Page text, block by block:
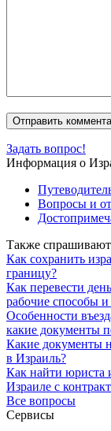
Задать вопрос!
Информация о
Вопросы и
Также спрашивают
Как сохранить
границу?
Как перевести
рабочие способы и
Особенности
какие документы
Какие документы
в Израиль?
Как найти юриста
Израиле с
Все вопросы
Сервисы